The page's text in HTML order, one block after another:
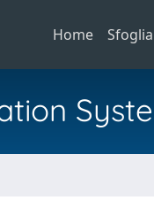
Home Sfoglia